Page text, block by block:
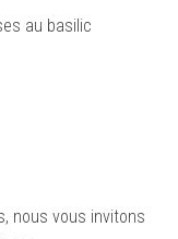
au basilic
nous vous invitons